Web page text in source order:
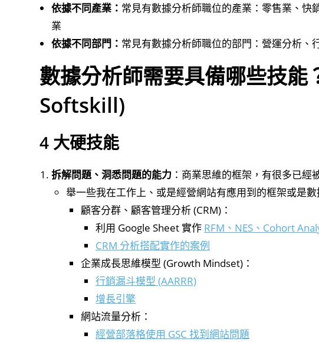
依據不同產業： 常見有數據分析師職位的產業：零售業、快
業
依據不同部門： 常見有數據分析師職位的部門：營運分析
數據分析師需要具備哪些技
Softskill)
4 大硬技能
拆解問題、洞悉問題的能力 ：商業思維的框架，有很多已
舉一些我在工作上、或是經營網站有應用到的框架或是數
顧客分群、顧客管理分析 (CRM)：
利用 Google Sheet 實作 RFM、NES、Cohort
CRM 分析搭配實作的案例
企業成長思維模型 (Growth Mindset)：
行銷漏斗模型 (AARRR)
增長引擎
網站流量分析：
經營部落格使用 GSC 找到網站問題